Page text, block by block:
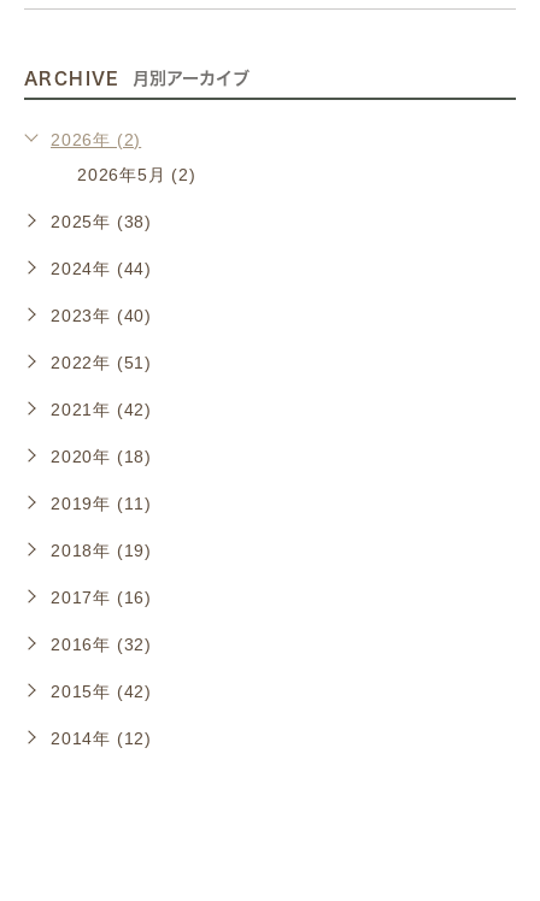
ARCHIVE 月別アーカイブ
2026年 (2)
2026年5月 (2)
2025年 (38)
2024年 (44)
2023年 (40)
2022年 (51)
2021年 (42)
2020年 (18)
2019年 (11)
2018年 (19)
2017年 (16)
2016年 (32)
2015年 (42)
2014年 (12)